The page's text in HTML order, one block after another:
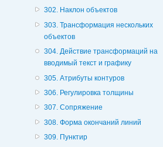
302. Наклон объектов
303. Трансформация нескольких
объектов
304. Действие трансформаций на
вводимый текст и графику
305. Атрибуты контуров
306. Регулировка толщины
307. Сопряжение
308. Форма окончаний линий
309. Пунктир